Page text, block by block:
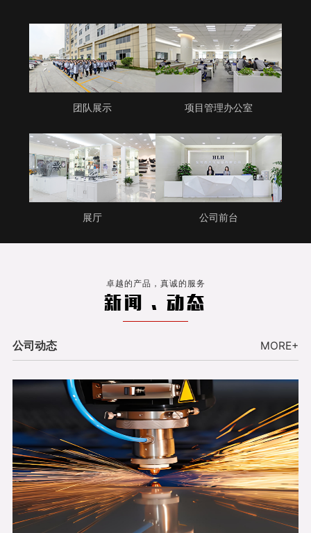
团队展示 项目管理办公室
展厅 公司前台
卓越的产品，真诚的服务
新闻 . 动态
公司动态 MORE+